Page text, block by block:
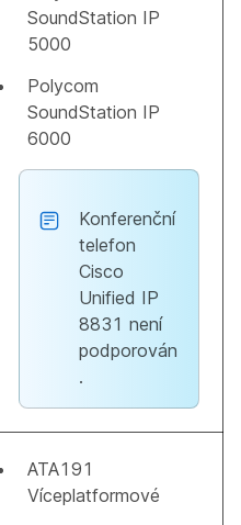
SoundStation IP
5000
Polycom
SoundStation IP
6000
Konferenční
telefon
Cisco
Unified IP
8831 není
podporován
.
ATA191
Víceplatformové